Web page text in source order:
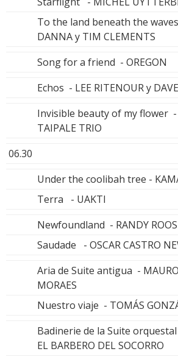
To the land beneath the
DANNA y TIM CLEMENTS
Song for a friend - OREGON
Echos - LEE RITENOUR y
Invisible beauty of my flower -
TAIPALE TRIO
06.30
Under the coolibah tree -
Terra - UAKTI
Newfoundland - RANDY ROOS
Saudade - OSCAR CASTRO
Aria de Suite antigua - MAURO
MORAES
Nuestro viaje - TOMÁS
Badinerie de la Suite orquestal
EL BARBERO DEL SOCORRO